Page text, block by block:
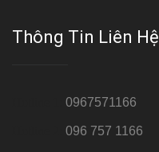
Thông Tin Liên Hệ
0967571166
096 757 1166